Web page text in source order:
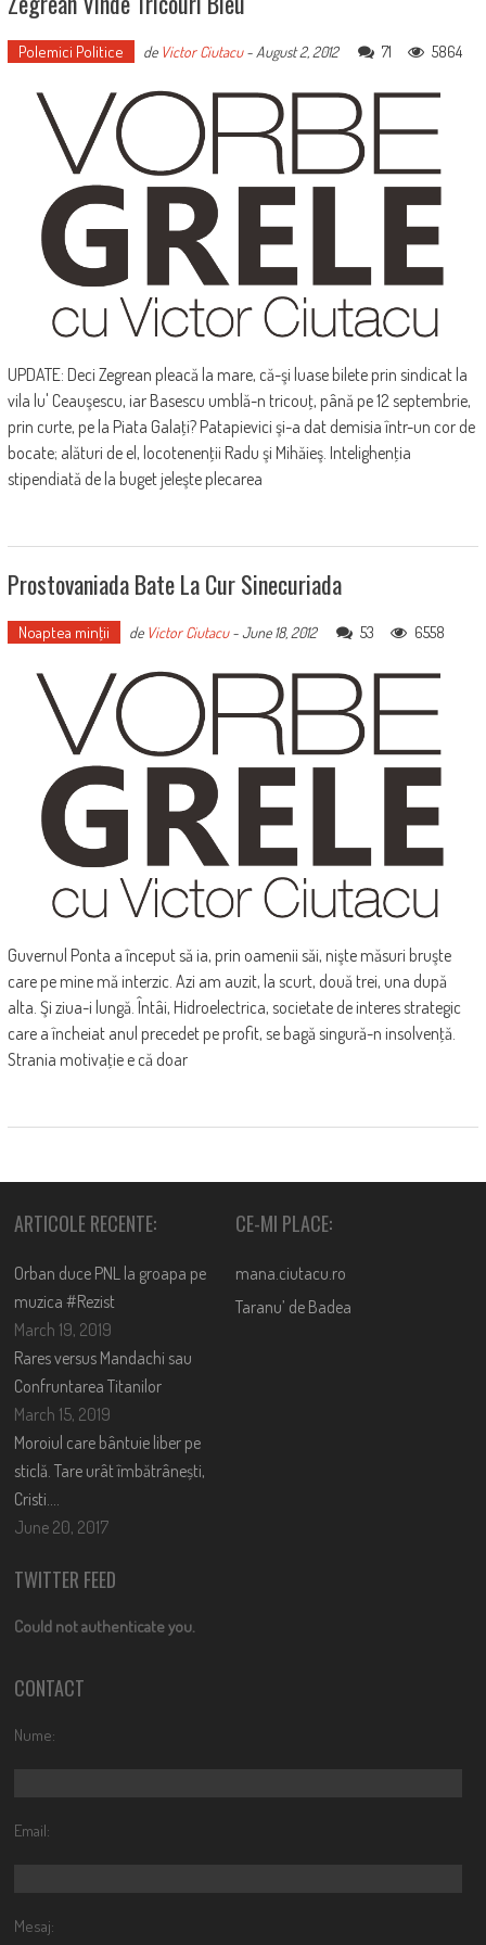
Polemici Politice de Victor Ciutacu-August 2, 2012 71 5864
UPDATE: Deci Zegrean pleacă la mare, că-şi luase bilete prin sindicat la
vila lu' Ceauşescu, iar Basescu umblă-n tricouţ, până pe 12 septembrie,
prin curte, pe la Piata Galaţi? Patapievici şi-a dat demisia într-un cor de
bocate; alături de el, locotenenţii Radu şi Mihăieş. Intelighenţia
stipendiată de la buget jeleşte plecarea
Prostovaniada Bate La Cur Sinecuriada
Noaptea minţii de Victor Ciutacu-June 18, 2012 53 6558
Guvernul Ponta a început să ia, prin oamenii săi, nişte măsuri bruşte
care pe mine mă interzic. Azi am auzit, la scurt, două trei, una după
alta. Şi ziua-i lungă. Întâi, Hidroelectrica, societate de interes strategic
care a încheiat anul precedet pe profit, se bagă singură-n insolvenţă.
Strania motivaţie e că doar
ARTICOLE RECENTE:
Orban duce PNL la groapa pe
muzica #Rezist
March 19, 2019
Rares versus Mandachi sau
Confruntarea Titanilor
March 15, 2019
Moroiul care bântuie liber pe
sticlă. Tare urât îmbătrânești,
Cristi….
June 20, 2017
CE-MI PLACE:
mana.ciutacu.ro
Taranu’ de Badea
TWITTER FEED
Could not authenticate you.
CONTACT
Nume:
Email:
Mesaj: